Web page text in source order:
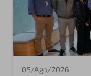
05/Ago/2026